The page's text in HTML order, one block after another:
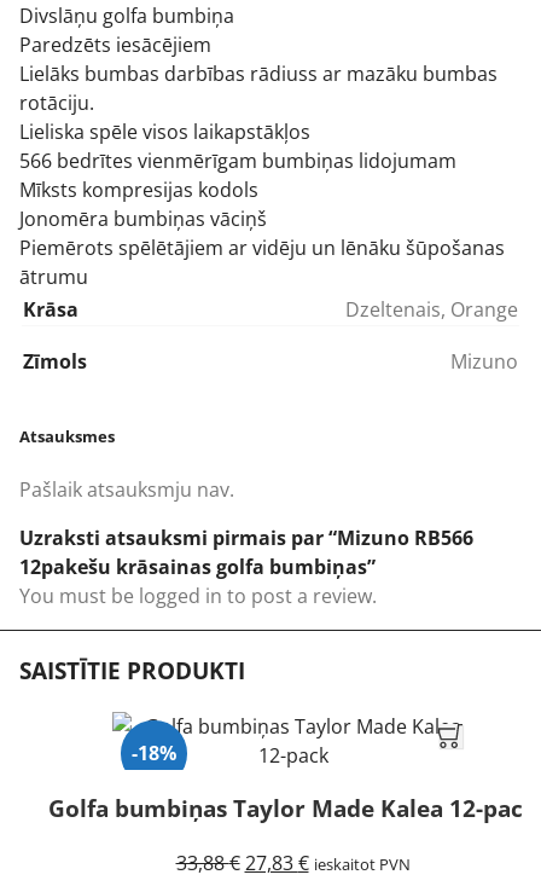
Divslāņu golfa bumbiņa
Paredzēts iesācējiem
Lielāks bumbas darbības rādiuss ar mazāku bumbas
rotāciju.
Lieliska spēle visos laikapstākļos
566 bedrītes vienmērīgam bumbiņas lidojumam
Mīksts kompresijas kodols
Jonomēra bumbiņas vāciņš
Piemērots spēlētājiem ar vidēju un lēnāku šūpošanas
ātrumu
Krāsa
Dzeltenais, Orange
Zīmols
Mizuno
Atsauksmes
Pašlaik atsauksmju nav.
Uzraksti atsauksmi pirmais par “Mizuno RB566
12pakešu krāsainas golfa bumbiņas”
You must be logged in to post a review.
SAISTĪTIE PRODUKTI
-18%
Golfa bumbiņas Taylor Made Kalea 12-pack
33,88€ Original
27,83€Current
ieskaitot PVN